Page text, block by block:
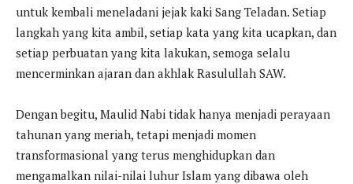
untuk kembali meneladani jejak kaki Sang Teladan. Setiap
langkah yang kita ambil, setiap kata yang kita ucapkan, dan
setiap perbuatan yang kita lakukan, semoga selalu
mencerminkan ajaran dan akhlak Rasulullah SAW.
Dengan begitu, Maulid Nabi tidak hanya menjadi perayaan
tahunan yang meriah, tetapi menjadi momen
transformasional yang terus menghidupkan dan
mengamalkan nilai-nilai luhur Islam yang dibawa oleh